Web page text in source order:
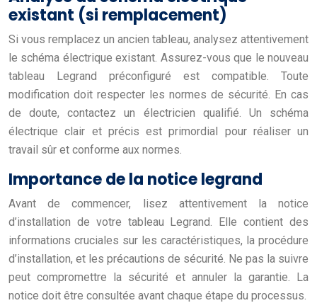
existant (si remplacement)
Si vous remplacez un ancien tableau, analysez attentivement
le schéma électrique existant. Assurez-vous que le nouveau
tableau Legrand préconfiguré est compatible. Toute
modification doit respecter les normes de sécurité. En cas
de doute, contactez un électricien qualifié. Un schéma
électrique clair et précis est primordial pour réaliser un
travail sûr et conforme aux normes.
Importance de la notice legrand
Avant de commencer, lisez attentivement la notice
d’installation de votre tableau Legrand. Elle contient des
informations cruciales sur les caractéristiques, la procédure
d’installation, et les précautions de sécurité. Ne pas la suivre
peut compromettre la sécurité et annuler la garantie. La
notice doit être consultée avant chaque étape du processus.